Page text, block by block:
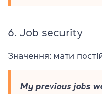
6. Job security
Значення: мати
My previous jobs